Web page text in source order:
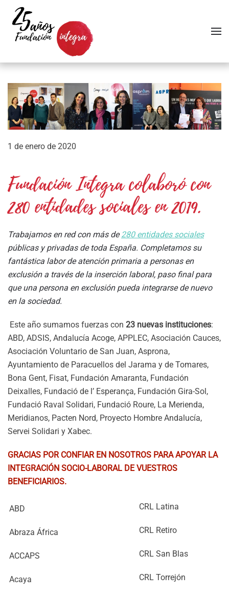
Skip to main content
1 de enero de 2020
Fundación Integra colaboró con
280 entidades sociales en 2019.
Trabajamos en red con más de280 entidades sociales
públicas y privadas de toda España. Completamos su
fantástica labor de atención primaria a personas en
exclusión a través de la inserción laboral, paso final para
que una persona en exclusión pueda integrarse de nuevo
en la sociedad.
Este año sumamos fuerzas con 23 nuevas instituciones:
ABD, ADSIS, Andalucía Acoge, APPLEC, Asociación Cauces,
Asociación Voluntario de San Juan, Asprona,
Ayuntamiento de Paracuellos del Jarama y de Tomares,
Bona Gent, Fisat, Fundación Amaranta, Fundación
Deixalles, Fundació de l’ Esperança, Fundación Gira-Sol,
Fundació Raval Solidari, Fundació Roure, La Merienda,
Meridianos, Pacten Nord, Proyecto Hombre Andalucía,
Servei Solidari y Xabec.
GRACIAS POR CONFIAR EN NOSOTROS PARA APOYAR LA
INTEGRACIÓN SOCIO-LABORAL DE VUESTROS
BENEFICIARIOS.
ABD
Abraza África
ACCAPS
Acaya
CRL Latina
CRL Retiro
CRL San Blas
CRL Torrejón